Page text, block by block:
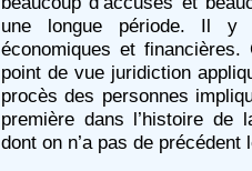
une longue période. Il y
économiques et
point de vue juridiction
procès des personnes
première dans l’histoire de
dont on n’a pas de précédent